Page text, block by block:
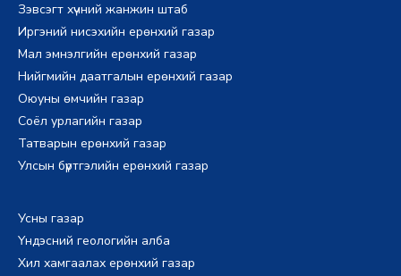
Зэвсэгт хүчний жанжин штаб
Иргэний нисэхийн ерөнхий газар
Мал эмнэлгийн ерөнхий газар
Нийгмийн даатгалын ерөнхий газар
Оюуны өмчийн газар
Соёл урлагийн газар
Татварын ерөнхий газар
Улсын бүртгэлийн ерөнхий газар
Усны газар
Үндэсний геологийн алба
Хил хамгаалах ерөнхий газар